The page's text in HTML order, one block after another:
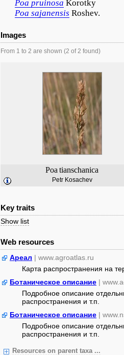
Poa pruinosa Korotky
Poa sajanensis Roshev.
Images
From 1 to 2 are shown (2 of 2 found)
Poa tianschanica
Petr Kosachev
Key traits
Show list
Web resources
Ареал | www.agroatlas.ru
Карта распространения на
Ботаническое описание |
Подробное описание
распространения и т.п.
Ботаническое описание |
Подробное описание
распространения и т.п.
Resources on parent taxa ...